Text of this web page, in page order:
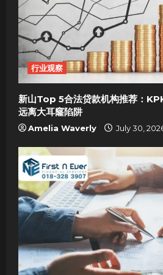
行业观察
新山Top 5合法贷款机构推荐：
远离大耳窿陷阱
Amelia Waverly July 30,